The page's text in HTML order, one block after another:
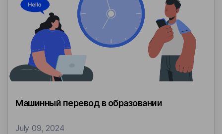
Машинный перевод в образовании
July 09, 2024